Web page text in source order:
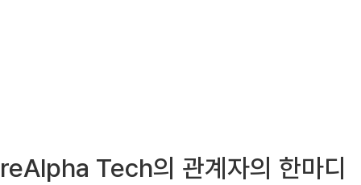
reAlpha Tech의 관계자의 한마디